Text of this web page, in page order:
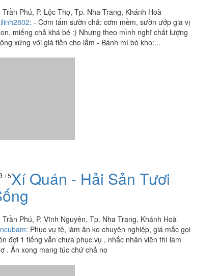
Trần Phú, P. Lộc Thọ, Tp. Nha Trang, Khánh Hoà
: - Cơm tấm sườn chả: cơm mềm, sườn ướp gia vị
miếng chả khá bé :) Nhưng theo mình nghĩ chất lượng
xứng với giá tiền cho lắm - Bánh mì bò kho:...
Trần Phú, P. Vĩnh Nguyên, Tp. Nha Trang, Khánh Hoà
đợi 1 tiếng vẫn chưa phục vụ , nhắc nhân viên thì làm
. Ăn xong mang túc chứ chả no